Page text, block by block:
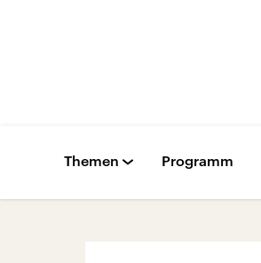
Themen Programm